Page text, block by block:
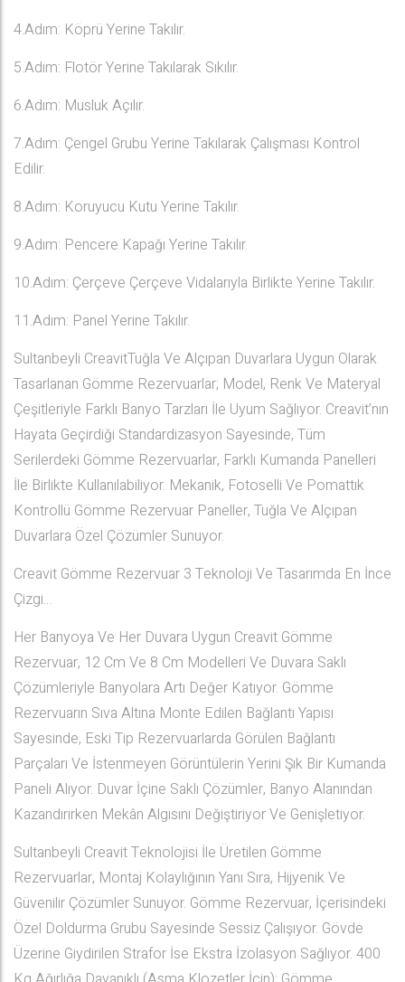
4.Adım: Köprü Yerine Takılır.
5.Adım: Flotör Yerine Takılarak Sıkılır.
6.Adım: Musluk Açılır.
7.Adım: Çengel Grubu Yerine Takılarak Çalışması Kontrol
Edilir.
8.Adım: Koruyucu Kutu Yerine Takılır.
9.Adım: Pencere Kapağı Yerine Takılır.
10.Adım: Çerçeve Çerçeve Vidalarıyla Birlikte Yerine Takılır.
11.Adım: Panel Yerine Takılır.
Sultanbeyli CreavitTuğla Ve Alçıpan Duvarlara Uygun Olarak
Tasarlanan Gömme Rezervuarlar; Model, Renk Ve Materyal
Çeşitleriyle Farklı Banyo Tarzları İle Uyum Sağlıyor. Creavit’nın
Hayata Geçirdiği Standardizasyon Sayesinde, Tüm
Serilerdeki Gömme Rezervuarlar, Farklı Kumanda Panelleri
İle Birlikte Kullanılabiliyor. Mekanik, Fotoselli Ve Pomattık
Kontrollü Gömme Rezervuar Paneller, Tuğla Ve Alçıpan
Duvarlara Özel Çözümler Sunuyor.
Creavit Gömme Rezervuar 3 Teknoloji Ve Tasarımda En İnce
Çizgi…
Her Banyoya Ve Her Duvara Uygun Creavit Gömme
Rezervuar, 12 Cm Ve 8 Cm Modelleri Ve Duvara Saklı
Çözümleriyle Banyolara Artı Değer Katıyor. Gömme
Rezervuarın Sıva Altına Monte Edilen Bağlantı Yapısı
Sayesinde, Eski Tip Rezervuarlarda Görülen Bağlantı
Parçaları Ve İstenmeyen Görüntülerin Yerini Şık Bir Kumanda
Paneli Alıyor. Duvar İçine Saklı Çözümler, Banyo Alanından
Kazandırırken Mekân Algısını Değiştiriyor Ve Genişletiyor.
Sultanbeyli Creavit Teknolojisi İle Üretilen Gömme
Rezervuarlar, Montaj Kolaylığının Yanı Sıra, Hijyenik Ve
Güvenilir Çözümler Sunuyor. Gömme Rezervuar, İçerisindeki
Özel Doldurma Grubu Sayesinde Sessiz Çalışıyor. Gövde
Üzerine Giydirilen Strafor İse Ekstra İzolasyon Sağlıyor. 400